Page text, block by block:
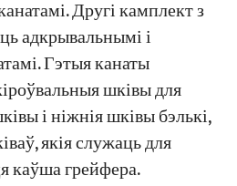
Другі камплект з
адкрывальнымі і
Гэтыя канаты
шківы для
і ніжнія шківы бэлькі,
якія служаць для
каўша грейфера.